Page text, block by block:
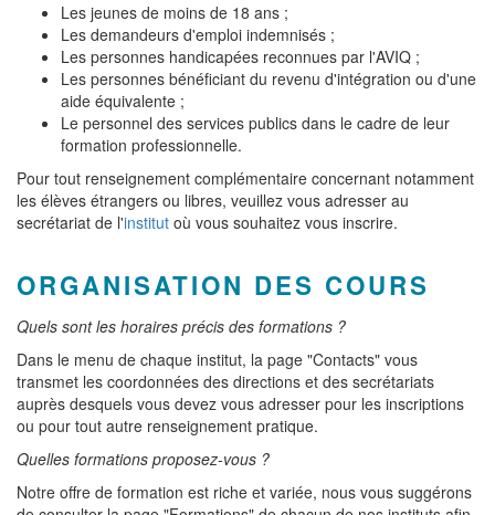
Les jeunes de moins de 18 ans ;
Les demandeurs d'emploi indemnisés ;
Les personnes handicapées reconnues par l'AVIQ ;
Les personnes bénéficiant du revenu d'intégration ou d'une
aide équivalente ;
Le personnel des services publics dans le cadre de leur
formation professionnelle.
Pour tout renseignement complémentaire concernant notamment
les élèves étrangers ou libres, veuillez vous adresser au
secrétariat de l'institut où vous souhaitez vous inscrire.
ORGANISATION DES COURS
Quels sont les horaires précis des formations ?
Dans le menu de chaque institut, la page "Contacts" vous
transmet les coordonnées des directions et des secrétariats
auprès desquels vous devez vous adresser pour les inscriptions
ou pour tout autre renseignement pratique.
Quelles formations proposez-vous ?
Notre offre de formation est riche et variée, nous vous suggérons